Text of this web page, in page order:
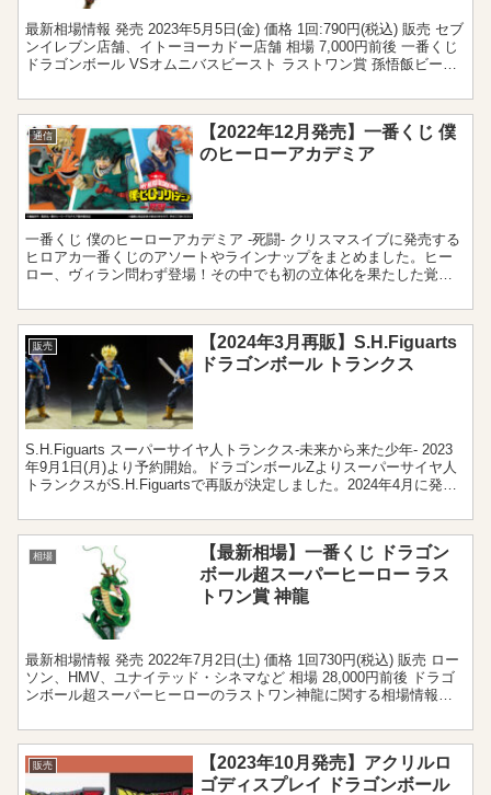
最新相場情報 発売 2023年5月5日(金) 価格 1回:790円(税込) 販売 セブ
ンイレブン店舗、イトーヨーカドー店舗 相場 7,000円前後 一番くじ
ドラゴンボール VSオムニバスビースト ラストワン賞 孫悟飯ビース
通信
【2022年12月発売】一番くじ 僕
のヒーローアカデミア
一番くじ 僕のヒーローアカデミア -死闘- クリスマスイブに発売する
ヒロアカ一番くじのアソートやラインナップをまとめました。ヒー
ロー、ヴィラン問わず登場！その中でも初の立体化を果たした覚醒
販売
【2024年3月再販】S.H.Figuarts
ドラゴンボール トランクス
S.H.Figuarts スーパーサイヤ人トランクス-未来から来た少年- 2023
年9月1日(月)より予約開始。ドラゴンボールZよりスーパーサイヤ人
トランクスがS.H.Figuartsで再販が決定しました。2024年4月に発売
相場
【最新相場】一番くじ ドラゴン
ボール超スーパーヒーロー ラス
トワン賞 神龍
最新相場情報 発売 2022年7月2日(土) 価格 1回730円(税込) 販売 ロー
ソン、HMV、ユナイテッド・シネマなど 相場 28,000円前後 ドラゴ
ンボール超スーパーヒーローのラストワン神龍に関する相場情報で
販売
【2023年10月発売】アクリルロ
ゴディスプレイ ドラゴンボール